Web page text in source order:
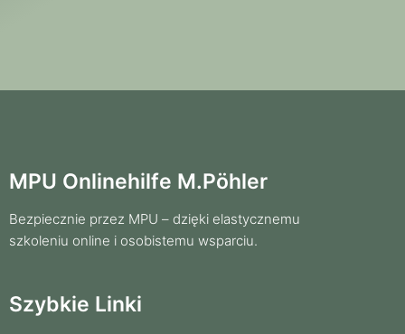
MPU Onlinehilfe M.Pöhler
Bezpiecznie przez MPU – dzięki elastycznemu
szkoleniu online i osobistemu wsparciu.
Szybkie Linki